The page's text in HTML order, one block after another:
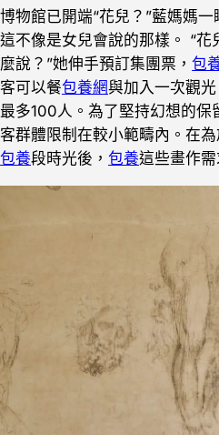
博物館已開端“花兒？”藍媽媽
這不像是女兒會說的那樣。 “
麼說？”她伸手預訂集團票， 包
客可以餐包養網與加入一次觀
最多100人。為了堅持幻想的保
客群體限制在較小範疇內。在
包養段時光後， 包養這些畫作